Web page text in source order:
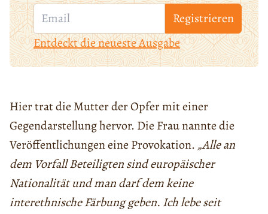
Registrieren
Entdeckt die neueste Ausgabe
Hier trat die Mutter der Opfer mit einer
Gegendarstellung hervor. Die Frau nannte die
Veröffentlichungen eine Provokation. „Alle an
dem Vorfall Beteiligten sind europäischer
Nationalität und man darf dem keine
interethnische Färbung geben. Ich lebe seit